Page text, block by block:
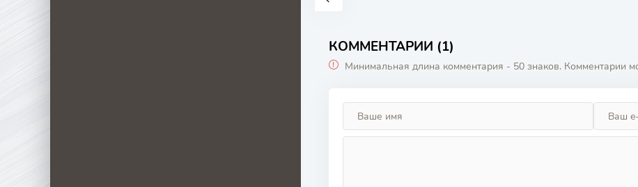
КОММЕНТАРИИ (1)
Минимальная длина комментария - 50 знаков. Комментарии